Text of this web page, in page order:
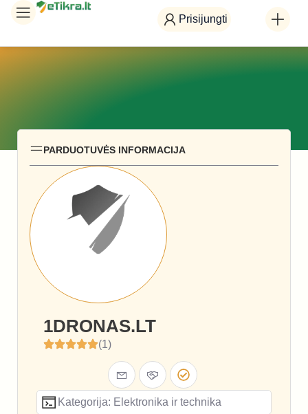
Prisijungti
PARDUOTUVĖS INFORMACIJA
1DRONAS.LT
(1)
Kategorija: Elektronika ir technika